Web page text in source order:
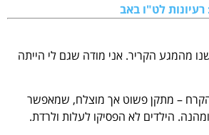
רעיונות לט"ו באב
מהמגע הקריר. אני מודה שגם לי הייתה
– מתקן פשוט אך מוצלח, שמאפשר
הילדים לא הפסיקו לעלות ולרדת.